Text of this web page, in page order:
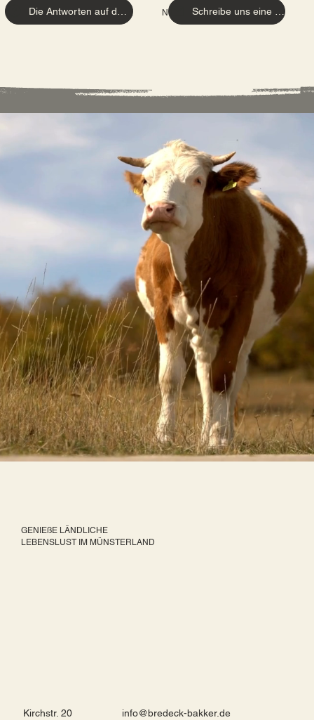
BESUCHE UNSERE FAQ - SEITE NIMM KONTAKT AUF Schreibe uns eine e-mail
GENIEßE LÄNDLICHE
LEBENSLUST IM MÜNSTERLAND
Kirchstr. 20
info@bredeck-bakker.de